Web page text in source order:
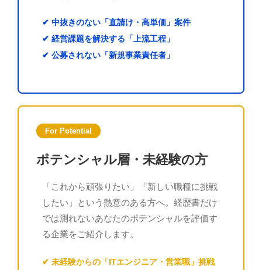
✔ 中抜きのない「直請け・高単価」案件
✔ 経営課題を解決する「上流工程」
✔ 公募されない「新規事業責任者」
For Potential
ポテンシャル層・未経験の方
「これから頑張りたい」「新しい職種に挑戦
したい」という熱意のある方へ。経歴書だけ
では測れないあなたのポテンシャルを評価す
る企業をご紹介します。
✔ 未経験からの「ITエンジニア・営業職」挑戦